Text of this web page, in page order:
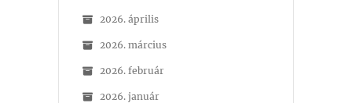
2026. április
2026. március
2026. február
2026. január